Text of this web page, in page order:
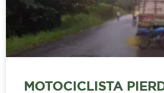
MOTOCICLISTA